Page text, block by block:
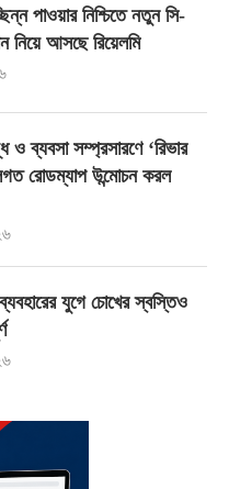
পাওয়ার নিশ্চিতে নতুন সি-
নিয়ে আসছে রিয়েলমি
ও ব্যবসা সম্প্রসারণে ‘রিভার
রোডম্যাপ উন্মোচন করল
ব্যবহারের যুগে চোখের স্বস্তিও